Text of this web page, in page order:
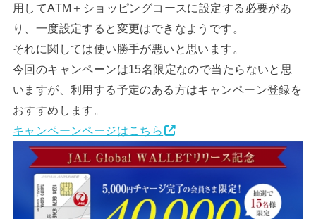
用してATM＋ショッピングコースに設定する必要があ
り、一度設定すると変更はできなようです。
それに関しては使い勝手が悪いと思います。
今回のキャンペーンは15名限定なので当たらないと思
いますが、利用する予定のある方はキャンペーン登録を
おすすめします。
キャンペーンページはこちら